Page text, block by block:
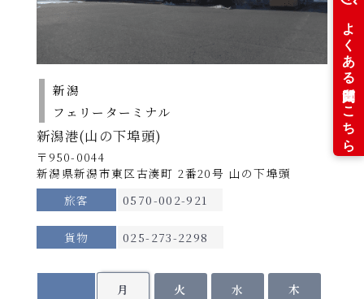
スイートルームでは食事サービスがございます。
（北行き）昼食・夕食･･･各1回 （南行き）夕食･･･1
回
※提供はルームサービスになる場合がございます。
※召し上がらない場合、食事代の払い戻しはございま
せん。
【個室/貸切料金】
期間Ａ：不要（定員の半数に満たない場合はご利用い
ただけません。）
期間Ｂ・Ｃ・Ｄ：不足定員1名につき、別途貸切料金
（各等級大人運賃の半額）を申し受けます。
新潟
フェリーターミナル
新潟港(山の下埠頭)
〒950-0044
新潟県新潟市東区古湊町 2番20号 山の下埠頭
旅客
0570-002-921
貨物 025-273-2298
月 火 水 木